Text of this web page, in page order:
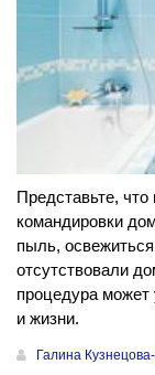
Представьте,
командировки
пыль,
отсутствовали
процедура может
и жизни.
Галина